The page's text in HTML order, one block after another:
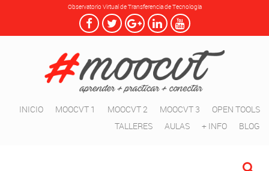
Observatorio Virtual de Transferencia de Tecnología
INICIO MOOCVT 1 MOOCVT 2 MOOCVT 3
OPEN TOOLS
TALLERES
AULAS + INFO BLOG